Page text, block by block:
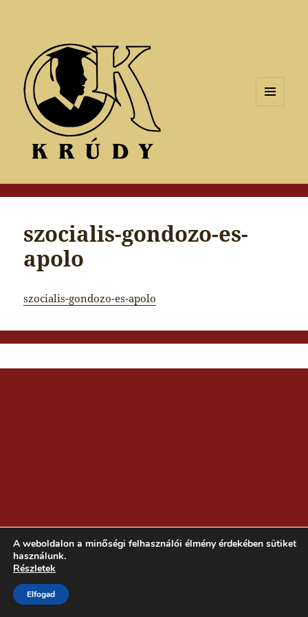
szocialis-gondozo-es-
apolo
szocialis-gondozo-es-apolo
A weboldalon a minőségi felhasználói élmény érdekében sütiket
használunk.
Részletek
Elfogad